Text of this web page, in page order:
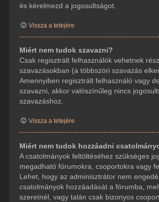
és kérelmezd a jogosultságot.
Vissza a tetejére
Miért nem tudok szavazni?
Csak regisztrált felhasználók vehetnek
szavazásokban (a többszöri szavazás
Amennyiben regisztrált felhasználó vagy
szavazni, akkor valószínűleg nincs
szavazáshoz.
Vissza a tetejére
Miért nem tudok hozzáadni
A csatolmányok feltöltéséhez szükséges
megadható fórumokra, csoportokra vagy
Lehet, hogy az adminisztrátor nem
csatolmányok hozzáadását a fórumba,
szeretnél, vagy talán csak bizonyos